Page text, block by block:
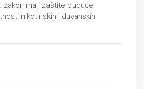
zakonima i zaštite buduće
nikotinskih i duvanskih